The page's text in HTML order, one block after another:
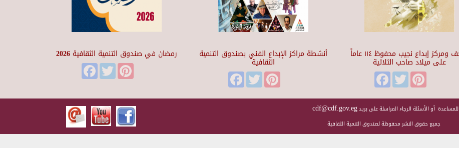
رمضان في صندوق التنمية الثقافية 2026
FacebookTwitter
أنشطة مراكز الإبداع الفني بصندوق التنمية
الثقافية
FacebookTwitterPinterest
متحف ومركز إبداع نجيب محفوظ ١١٤ عاماً
على ميلاد صاحب الثلاثية
FacebookTwitter
للمساعدة أو الأسئلة الرجاء المراسلة على بريدcdf@cdf.gov.eg
جميع حقوق النشر محفوظة لصندوق التنمية الثقافية